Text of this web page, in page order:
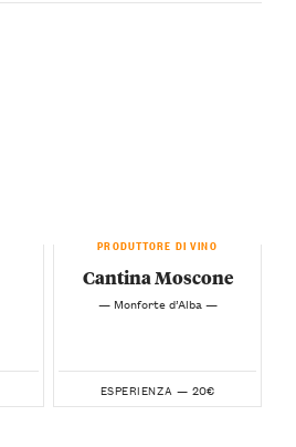
PRODUTTORE DI VINO
Cantina Moscone
— Monforte d’Alba —
ESPERIENZA — 20€